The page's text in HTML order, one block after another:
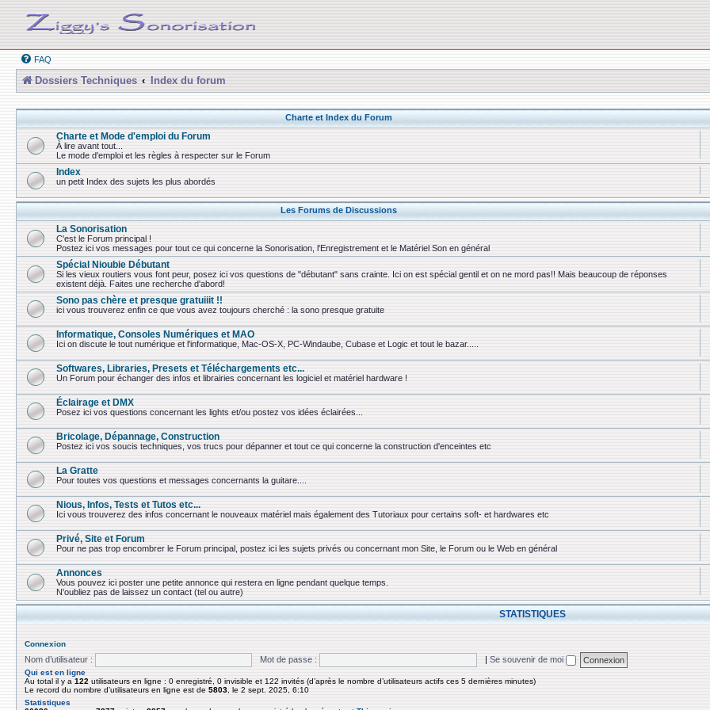
FAQ
Dossiers Techniques Index du forum
Charte et Index du Forum
Charte et Mode d'emploi du Forum
À lire avant tout...
Le mode d'emploi et les règles à respecter sur le Forum
Index
un petit Index des sujets les plus abordés
Les Forums de Discussions
La Sonorisation
C'est le Forum principal !
Postez ici vos messages pour tout ce qui concerne la Sonorisation, l'Enregistrement et le Matériel Son en général
Spécial Nioubie Débutant
Si les vieux routiers vous font peur, posez ici vos questions de "débutant" sans crainte. Ici on est spécial gentil et on ne mord pas!! Mais beaucoup de réponses
existent déjà. Faites une recherche d'abord!
Sono pas chère et presque gratuiiit !!
ici vous trouverez enfin ce que vous avez toujours cherché : la sono presque gratuite
Informatique, Consoles Numériques et MAO
Ici on discute le tout numérique et l'informatique, Mac-OS-X, PC-Windaube, Cubase et Logic et tout le bazar.....
Softwares, Libraries, Presets et Téléchargements etc...
Un Forum pour échanger des infos et librairies concernant les logiciel et matériel hardware !
Éclairage et DMX
Posez ici vos questions concernant les lights et/ou postez vos idées éclairées...
Bricolage, Dépannage, Construction
Postez ici vos soucis techniques, vos trucs pour dépanner et tout ce qui concerne la construction d'enceintes etc
La Gratte
Pour toutes vos questions et messages concernants la guitare....
Nious, Infos, Tests et Tutos etc...
Ici vous trouverez des infos concernant le nouveaux matériel mais également des Tutoriaux pour certains soft- et hardwares etc
Privé, Site et Forum
Pour ne pas trop encombrer le Forum principal, postez ici les sujets privés ou concernant mon Site, le Forum ou le Web en général
Annonces
Vous pouvez ici poster une petite annonce qui restera en ligne pendant quelque temps.
N'oubliez pas de laissez un contact (tel ou autre)
STATISTIQUES
Connexion
Nom d’utilisateur : Mot de passe : | Se souvenir de moi
Qui est en ligne
Au total il y a 122 utilisateurs en ligne : 0 enregistré, 0 invisible et 122 invités (d’après le nombre d’utilisateurs actifs ces 5 dernières minutes)
Le record du nombre d’utilisateurs en ligne est de 5803 , le 2 sept. 2025, 6:10
Statistiques